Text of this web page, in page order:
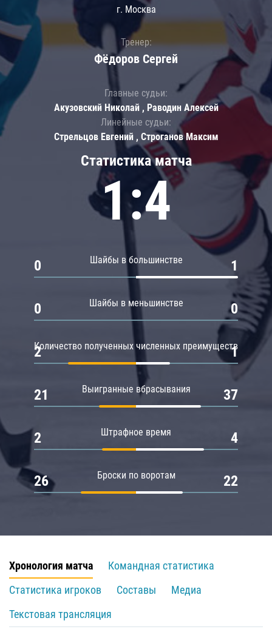
Статистика матча
1:4
Шайбы в большинстве
0 1
Шайбы в меньшинстве
0 0
Количество полученных численных преимуществ
2 1
Выигранные вбрасывания
21 37
Штрафное время
2 4
Броски по воротам
26 22
г. Москва
Тренер:
Фёдоров Сергей
Главные судьи:
Акузовский Николай , Раводин Алексей
Линейные судьи:
Стрельцов Евгений , Строганов Максим
Хронология матча
Командная статистика
Статистика игроков
Составы
Медиа
Текстовая трансляция